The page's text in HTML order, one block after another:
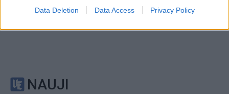
Data Deletion Data Access Privacy Policy
NAUJI